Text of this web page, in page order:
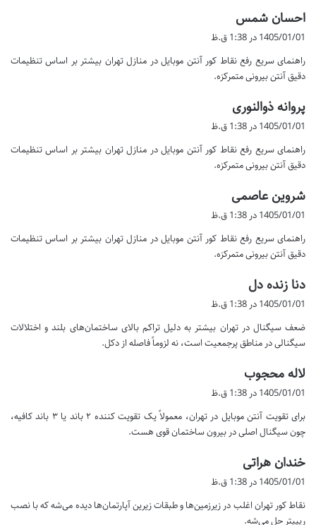
احسان شمس
ف
:
1405/01/01 در 1:38 ق.ظ
راهنمای سریع رفع نقاط کور آنتن موبایل در منازل تهران بیشتر بر اساس تنظیمات
دقیق آنتن بیرونی متمرکزه.
پروانه ذوالنوری
ف
:
1405/01/01 در 1:38 ق.ظ
راهنمای سریع رفع نقاط کور آنتن موبایل در منازل تهران بیشتر بر اساس تنظیمات
دقیق آنتن بیرونی متمرکزه.
شروین عاصمی
ف
:
1405/01/01 در 1:38 ق.ظ
راهنمای سریع رفع نقاط کور آنتن موبایل در منازل تهران بیشتر بر اساس تنظیمات
دقیق آنتن بیرونی متمرکزه.
دنا زنده دل
ف
:
1405/01/01 در 1:38 ق.ظ
ضعف سیگنال در تهران بیشتر به دلیل تراکم بالای ساختمان‌های بلند و اختلالات
سیگنالی در مناطق پرجمعیت است، نه لزوماً فاصله از دکل.
لاله محجوب
ف
:
1405/01/01 در 1:38 ق.ظ
برای تقویت آنتن موبایل در تهران، معمولاً یک تقویت کننده ۲ باند یا ۳ باند کافیه،
چون سیگنال اصلی در بیرون ساختمان قوی هست.
خندان هراتی
ف
:
1405/01/01 در 1:38 ق.ظ
نقاط کور تهران اغلب در زیرزمین‌ها و طبقات زیرین آپارتمان‌ها دیده می‌شه که با نصب
ریپیتر حل می‌شه.